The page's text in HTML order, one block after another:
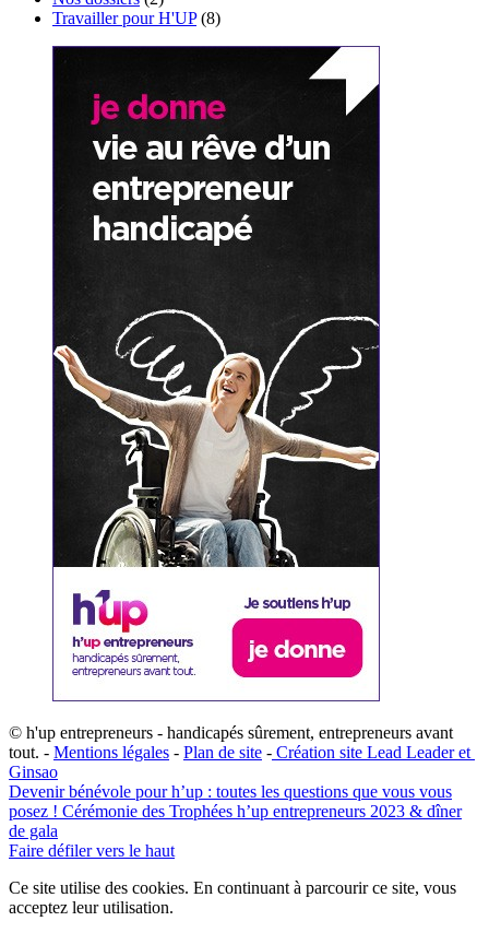
Travailler pour H'UP(8)
© h'up entrepreneurs - handicapés sûrement, entrepreneurs avant
tout. - Mentions légales - Plan de site - ​Création site ​​Lead Leader​ et ​
G​insao
Devenir bénévole pour h’up : toutes les questions que vous vous
posez ! Cérémonie des Trophées h’up entrepreneurs 2023 & dîner
de gala
Faire défiler vers le haut
Ce site utilise des cookies. En continuant à parcourir ce site, vous
acceptez leur utilisation.